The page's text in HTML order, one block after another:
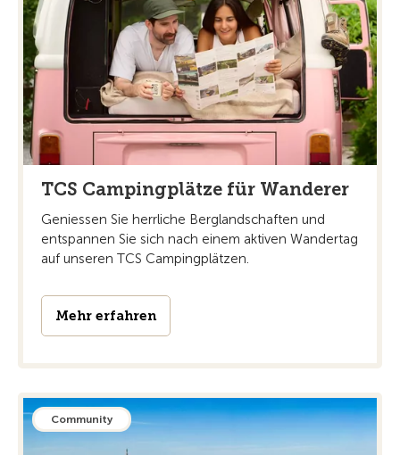
TCS Campingplätze für Wanderer
Geniessen Sie herrliche Berglandschaften und
entspannen Sie sich nach einem aktiven Wandertag
auf unseren TCS Campingplätzen.
Mehr erfahren
Community